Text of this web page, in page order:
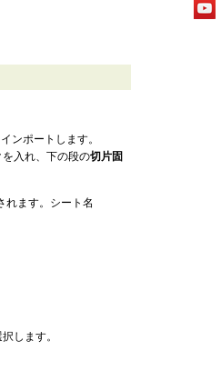
ンポートします。
を入れ、下の段の切片固
れます。シート名
します。